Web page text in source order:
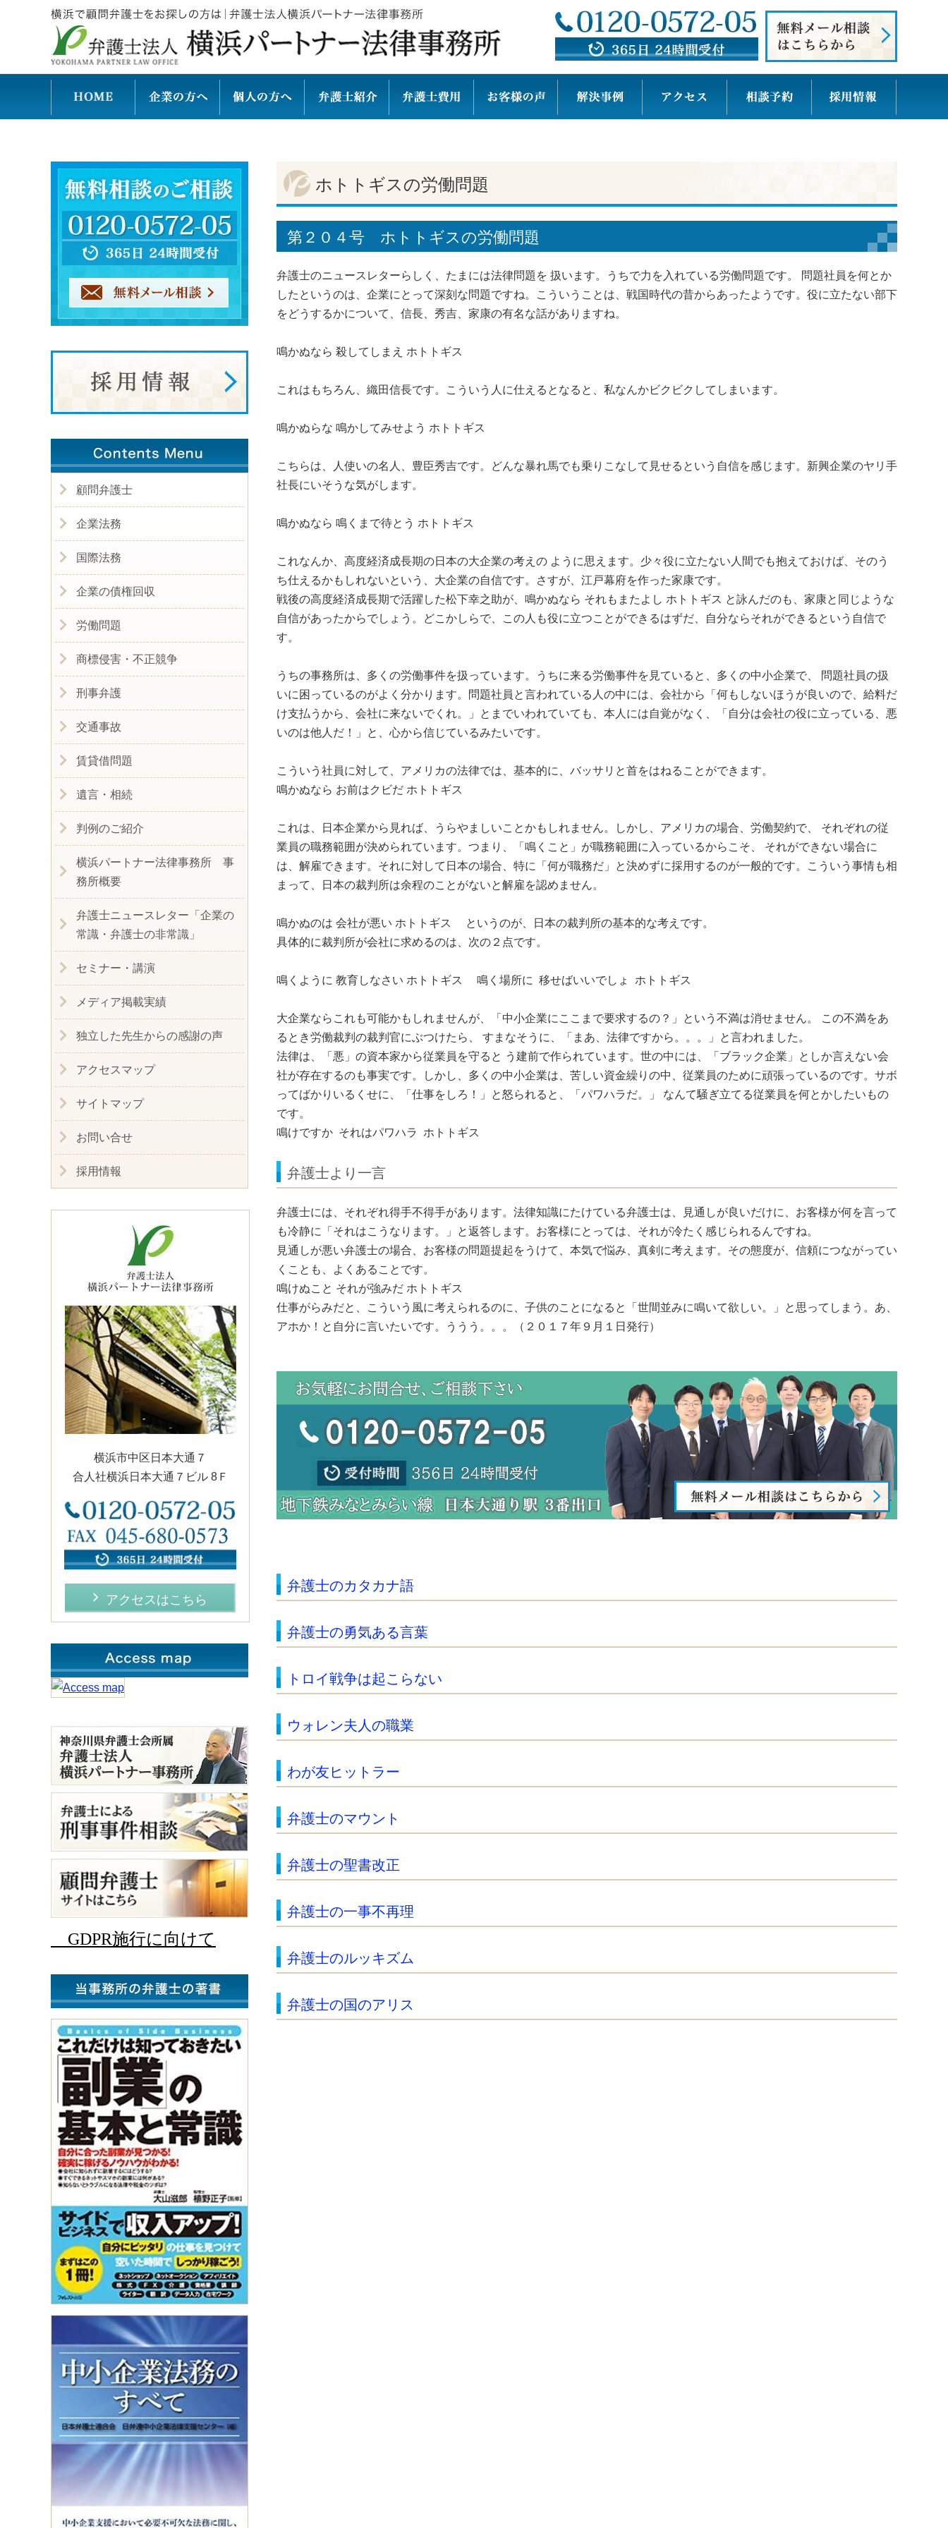
ホトトギスの労働問題
第２０４号 ホトトギスの労働問題
弁護士のニュースレターらしく、たまには法律問題を 扱います。うちで力を入れている労働問題です。 問題社員を何とか
したというのは、企業にとって深刻な問題ですね。こういうことは、戦国時代の昔からあったようです。役に立たない部下
をどうするかについて、信長、秀吉、家康の有名な話がありますね。
鳴かぬなら 殺してしまえ ホトトギス
これはもちろん、織田信長です。こういう人に仕えるとなると、私なんかビクビクしてしまいます。
鳴かぬらな 鳴かしてみせよう ホトトギス
こちらは、人使いの名人、豊臣秀吉です。どんな暴れ馬でも乗りこなして見せるという自信を感じます。新興企業のヤリ手
社長にいそうな気がします。
鳴かぬなら 鳴くまで待とう ホトトギス
これなんか、高度経済成長期の日本の大企業の考えの ように思えます。少々役に立たない人間でも抱えておけば、そのう
ち仕えるかもしれないという、大企業の自信です。さすが、江戸幕府を作った家康です。
戦後の高度経済成長期で活躍した松下幸之助が、鳴かぬなら それもまたよし ホトトギス と詠んだのも、家康と同じような
自信があったからでしょう。どこかしらで、この人も役に立つことができるはずだ、自分ならそれができるという自信で
す。
うちの事務所は、多くの労働事件を扱っています。うちに来る労働事件を見ていると、多くの中小企業で、 問題社員の扱
いに困っているのがよく分かります。問題社員と言われている人の中には、会社から「何もしないほうが良いので、給料だ
け支払うから、会社に来ないでくれ。」とまでいわれていても、本人には自覚がなく、「自分は会社の役に立っている、悪
いのは他人だ！」と、心から信じているみたいです。
こういう社員に対して、アメリカの法律では、基本的に、バッサリと首をはねることができます。
鳴かぬなら お前はクビだ ホトトギス
これは、日本企業から見れば、うらやましいことかもしれません。しかし、アメリカの場合、労働契約で、 それぞれの従
業員の職務範囲が決められています。つまり、「鳴くこと」が職務範囲に入っているからこそ、 それができない場合に
は、解雇できます。それに対して日本の場合、特に「何が職務だ」と決めずに採用するのが一般的です。こういう事情も相
まって、日本の裁判所は余程のことがないと解雇を認めません。
鳴かぬのは 会社が悪い ホトトギス というのが、日本の裁判所の基本的な考えです。
具体的に裁判所が会社に求めるのは、次の２点です。
鳴くように 教育しなさい ホトトギス 鳴く場所に 移せばいいでしょ ホトトギス
大企業ならこれも可能かもしれませんが、「中小企業にここまで要求するの？」という不満は消せません。 この不満をあ
るとき労働裁判の裁判官にぶつけたら、 すまなそうに、「まあ、法律ですから。。。」と言われました。
法律は、「悪」の資本家から従業員を守ると う建前で作られています。世の中には、「ブラック企業」としか言えない会
社が存在するのも事実です。しかし、多くの中小企業は、苦しい資金繰りの中、従業員のために頑張っているのです。サボ
ってばかりいるくせに、「仕事をしろ！」と怒られると、「パワハラだ。」 なんて騒ぎ立てる従業員を何とかしたいもの
です。
鳴けですか それはパワハラ ホトトギス
弁護士より一言
弁護士には、それぞれ得手不得手があります。法律知識にたけている弁護士は、見通しが良いだけに、お客様が何を言って
も冷静に「それはこうなります。」と返答します。お客様にとっては、それが冷たく感じられるんですね。
見通しが悪い弁護士の場合、お客様の問題提起をうけて、本気で悩み、真剣に考えます。その態度が、信頼につながってい
くことも、よくあることです。
鳴けぬこと それが強みだ ホトトギス
仕事がらみだと、こういう風に考えられるのに、子供のことになると「世間並みに鳴いて欲しい。」と思ってしまう。あ、
アホか！と自分に言いたいです。ううう。。。（２０１７年９月１日発行）
弁護士のカタカナ語
弁護士の勇気ある言葉
トロイ戦争は起こらない
ウォレン夫人の職業
わが友ヒットラー
弁護士のマウント
弁護士の聖書改正
弁護士の一事不再理
弁護士のルッキズム
弁護士の国のアリス
顧問弁護士
企業法務
国際法務
企業の債権回収
労働問題
商標侵害・不正競争
刑事弁護
交通事故
賃貸借問題
遺言・相続
判例のご紹介
横浜パートナー法律事務所 事
務所概要
弁護士ニュースレター「企業の
常識・弁護士の非常識」
セミナー・講演
メディア掲載実績
独立した先生からの感謝の声
アクセスマップ
サイトマップ
お問い合せ
採用情報
横浜市中区日本大通７
合人社横浜日本大通７ビル 8Ｆ
アクセスはこちら
GDPR施行に向けて